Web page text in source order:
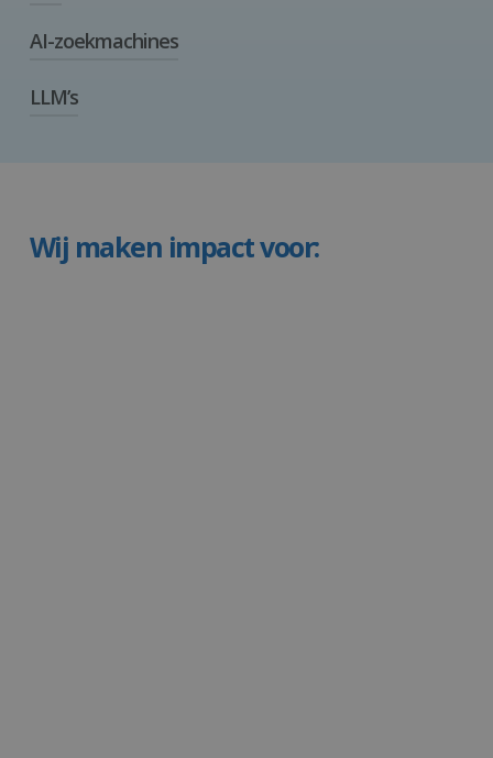
duidelijk antwoord kunnen geven op vragen van
inspeelt op wat iemand wil weten. Zo vergroot je de
kans dat jouw content wordt gebruikt als direct
AI Optimization: Verbeteren van zichtbaarheid en invloed
zoekmachines.
AI-zoekmachines
Zoektools, zoals ChatGPT en Gemini, die antwoorden
LLM’s
Wij maken impact voor: